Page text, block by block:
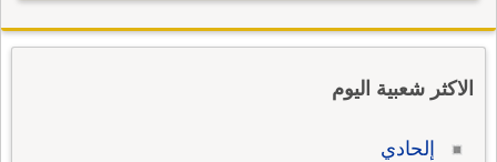
الاكثر شعبية اليوم
إلحادي